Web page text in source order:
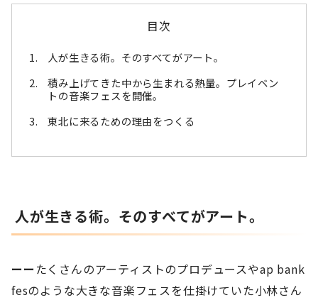
目次
人が生きる術。そのすべてがアート。
積み上げてきた中から生まれる熱量。プレイベン
トの音楽フェスを開催。
東北に来るための理由をつくる
人が生きる術。そのすべてがアート。
ーー たくさんのアーティストのプロデュースやap bank
fesのような大きな音楽フェスを仕掛けていた小林さん